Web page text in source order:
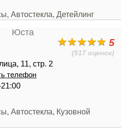
Автостекла, Детейлинг
5
(517 оценок)
11, стр. 2
телефон
Автостекла, Кузовной